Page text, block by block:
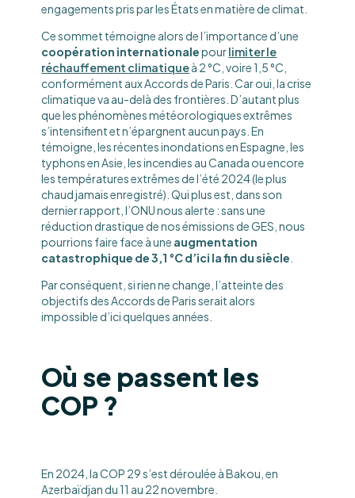
engagements pris par les États en matière de climat.
Ce sommet témoigne alors de l’importance d’une
coopération internationalepourlimiter le
réchauffement climatiqueà 2 °C, voire 1,5 °C,
conformément aux Accords de Paris. Car oui, la crise
climatique va au-delà des frontières. D’autant plus
que les phénomènes météorologiques extrêmes
s’intensifient et n’épargnent aucun pays. En
témoigne, les récentes inondations en Espagne, les
typhons en Asie, les incendies au Canada ou encore
les températures extrêmes de l’été 2024 (le plus
chaud jamais enregistré). Qui plus est, dans son
dernier rapport, l’ONU nous alerte : sans une
réduction drastique de nos émissions de GES, nous
pourrions faire face à une augmentation
catastrophique de 3,1 °C d’ici la fin du siècle
Par conséquent, si rien ne change, l’atteinte des
objectifs des Accords de Paris serait alors
impossible d’ici quelques années.
Où se passent les
COP ?
En 2024, la COP 29 s’est déroulée à Bakou, en
Azerbaïdjan du 11 au 22 novembre.